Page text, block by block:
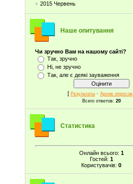
2015 Червень
Наше опитування
Чи зручно Вам на нашому сайті?
Так, зручно
Ні, не зручно
Так, але є деякі зауваження
[ Результаты · Архив опросов
Всего ответов: 20
Статистика
Онлайн всього: 1
Гостей: 1
Користувачів:0